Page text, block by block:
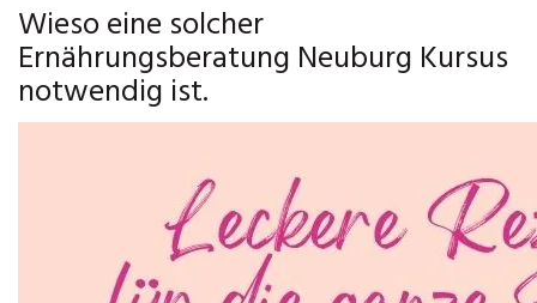
Wieso eine solcher
Ernährungsberatung Neuburg Kursus
notwendig ist.